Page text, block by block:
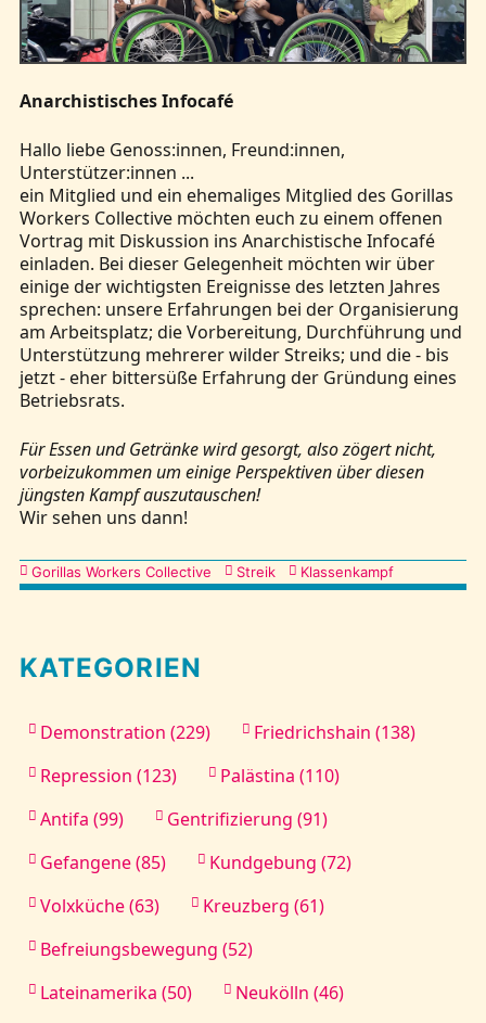
Anarchistisches Infocafé
Hallo liebe Genoss:innen, Freund:innen,
Unterstützer:innen ...
ein Mitglied und ein ehemaliges Mitglied des Gorillas
Workers Collective möchten euch zu einem offenen
Vortrag mit Diskussion ins Anarchistische Infocafé
einladen. Bei dieser Gelegenheit möchten wir über
einige der wichtigsten Ereignisse des letzten Jahres
sprechen: unsere Erfahrungen bei der Organisierung
am Arbeitsplatz; die Vorbereitung, Durchführung und
Unterstützung mehrerer wilder Streiks; und die - bis
jetzt - eher bittersüße Erfahrung der Gründung eines
Betriebsrats.
Für Essen und Getränke wird gesorgt, also zögert nicht,
vorbeizukommen um einige Perspektiven über diesen
jüngsten Kampf auszutauschen!
Wir sehen uns dann!
Kategorien
Gorillas Workers Collective Streik Klassenkampf
KATEGORIEN
Demonstration (229)
Friedrichshain (138)
Repression (123)
Palästina (110)
Antifa (99)
Gentrifizierung (91)
Gefangene (85)
Kundgebung (72)
Volxküche (63)
Kreuzberg (61)
Befreiungsbewegung (52)
Lateinamerika (50)
Neukölln (46)